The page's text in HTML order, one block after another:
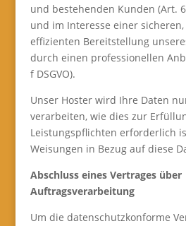
und bestehenden Kunden (Art.
und im Interesse einer
effizienten Bereitstellung
durch einen professionellen
f DSGVO).
Unser Hoster wird Ihre Daten
verarbeiten, wie dies zur
Leistungspflichten erforderlich
Weisungen in Bezug auf diese
Abschluss eines Vertrages über
Auftragsverarbeitung
Um die datenschutzkonforme